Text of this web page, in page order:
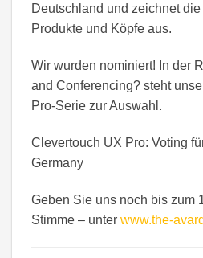
Deutschland und zeichnet
Produkte und Köpfe aus.
Wir wurden nominiert! In der
and Conferencing? steht
Pro-Serie zur Auswahl.
Clevertouch UX Pro: Voting
Germany
Geben Sie uns noch bis zum
Stimme – unter www.the-